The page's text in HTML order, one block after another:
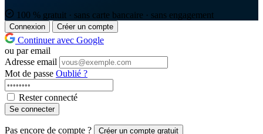
100 % gratuit · sans carte bancaire · sans engagement
Connexion Créer un compte
Continuer avec Google
ou par email
Adresse email
Mot de passe Oublié ?
Rester connecté
Se connecter
Pas encore de compte ? Créer un compte gratuit